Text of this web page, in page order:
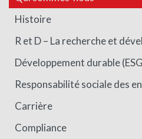
Histoire
R et D – La recherche et
Développement durable
Responsabilité sociale des
Carrière
Compliance